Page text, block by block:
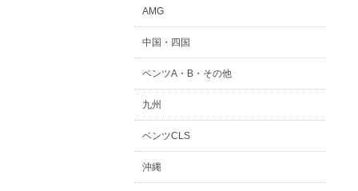
AMG
中国・四国
ベンツA・B・その他
九州
ベンツCLS
沖縄